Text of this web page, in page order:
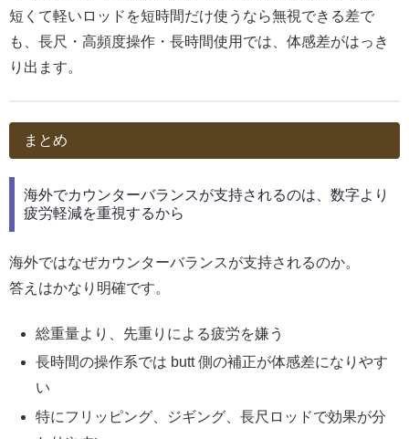
短くて軽いロッドを短時間だけ使うなら無視できる差で
も、長尺・高頻度操作・長時間使用では、体感差がはっき
り出ます。
まとめ
海外でカウンターバランスが支持されるのは、数字より
疲労軽減を重視するから
海外ではなぜカウンターバランスが支持されるのか。
答えはかなり明確です。
総重量より、先重りによる疲労を嫌う
長時間の操作系では butt 側の補正が体感差になりやす
い
特にフリッピング、ジギング、長尺ロッドで効果が分